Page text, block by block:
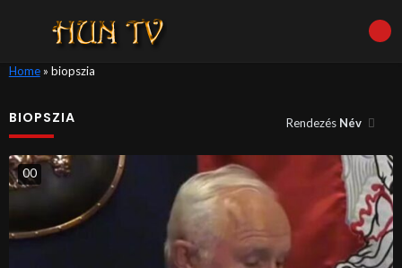
Home» biopszia
BIOPSZIA Rendezés Név
00